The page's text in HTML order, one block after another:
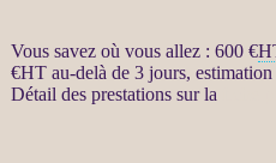
Vous savez où vous allez : 600 €
€HTau-delà de 3 jours,
Détail des prestations sur la